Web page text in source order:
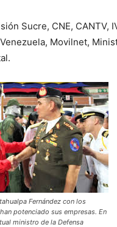
Sucre, CNE, CANTV,
Movilnet,
Fernández con los
potenciado sus empresas. En
ministro de la Defensa